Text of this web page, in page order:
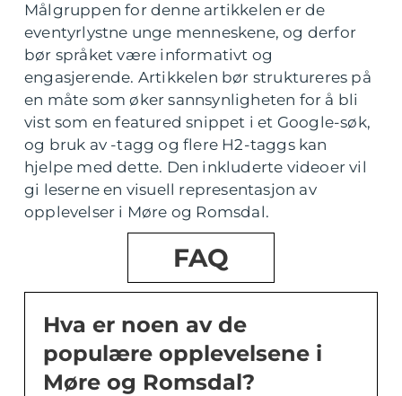
Målgruppen for denne artikkelen er de
eventyrlystne unge menneskene, og derfor
bør språket være informativt og
engasjerende. Artikkelen bør struktureres på
en måte som øker sannsynligheten for å bli
vist som en featured snippet i et Google-søk,
og bruk av -tagg og flere H2-taggs kan
hjelpe med dette. Den inkluderte videoer vil
gi leserne en visuell representasjon av
opplevelser i Møre og Romsdal.
FAQ
Hva er noen av de
populære opplevelsene i
Møre og Romsdal?